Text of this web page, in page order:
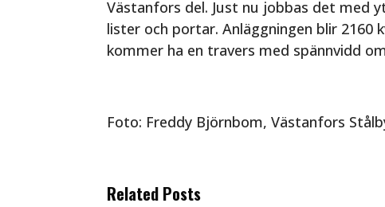
Västanfors del. Just nu jobbas det med
lister och portar. Anläggningen blir 2160
kommer ha en travers med spännvidd
Foto: Freddy Björnbom, Västanfors
Related Posts